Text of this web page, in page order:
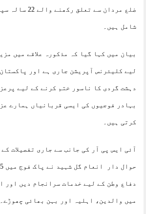
ضلع مردان سے تعلق
شامل ہیں۔
بیان میں کہا گیا کہ مذکورہ علاقے میں
لیے کلیئرنس آپریشن جاری ہے اور
دہشت گردی کا ناسور ختم کرنے کے لیے
بہادر فوجیوں کی ایسی قربانیاں ہمارے
کرتی ہیں۔
دفاع وطن کے لیے خدمات سرانجام دیں اور
میں والدین، اہلیہ اور بہن بھائی چھوڑے۔